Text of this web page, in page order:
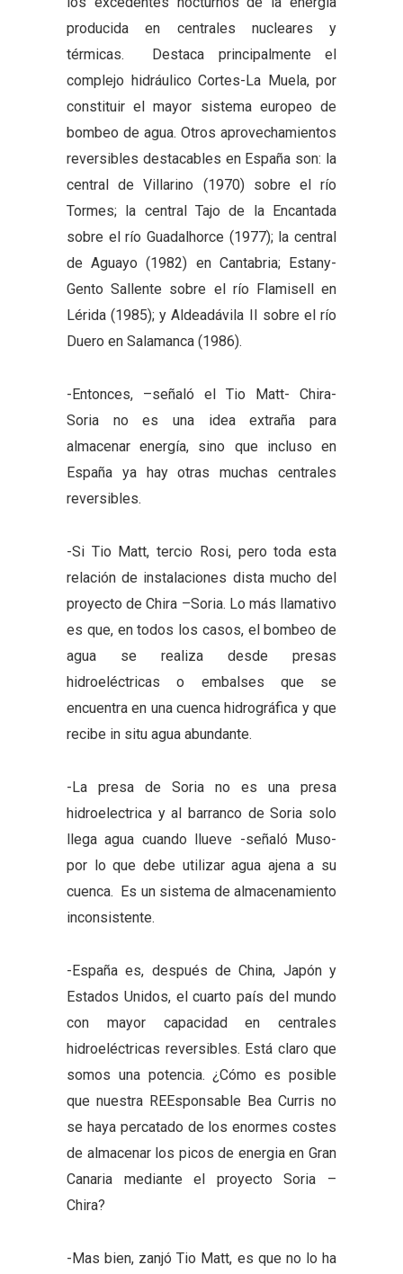
producida en centrales nucleares y
térmicas. Destaca principalmente el
complejo hidráulico Cortes-La Muela, por
constituir el mayor sistema europeo de
bombeo de agua. Otros aprovechamientos
reversibles destacables en España son: la
central de Villarino (1970) sobre el río
Tormes; la central Tajo de la Encantada
sobre el río Guadalhorce (1977); la central
de Aguayo (1982) en Cantabria; Estany-
Gento Sallente sobre el río Flamisell en
Lérida (1985); y Aldeadávila II sobre el río
Duero en Salamanca (1986).
-Entonces, –señaló el Tio Matt- Chira-
Soria no es una idea extraña para
almacenar energía, sino que incluso en
España ya hay otras muchas centrales
reversibles.
-Si Tio Matt, tercio Rosi, pero toda esta
relación de instalaciones dista mucho del
proyecto de Chira –Soria. Lo más llamativo
es que, en todos los casos, el bombeo de
agua se realiza desde presas
hidroeléctricas o embalses que se
encuentra en una cuenca hidrográfica y que
recibe in situ agua abundante.
-La presa de Soria no es una presa
hidroelectrica y al barranco de Soria solo
llega agua cuando llueve -señaló Muso-
por lo que debe utilizar agua ajena a su
cuenca. Es un sistema de almacenamiento
inconsistente.
-España es, después de China, Japón y
Estados Unidos, el cuarto país del mundo
con mayor capacidad en centrales
hidroeléctricas reversibles. Está claro que
somos una potencia. ¿Cómo es posible
que nuestra REEsponsable Bea Curris no
se haya percatado de los enormes costes
de almacenar los picos de energia en Gran
Canaria mediante el proyecto Soria –
Chira?
-Mas bien, zanjó Tio Matt, es que no lo ha